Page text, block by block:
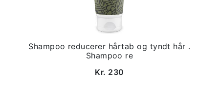
Shampoo reducerer hårtab og tyndt hår .
Shampoo re
Kr. 230